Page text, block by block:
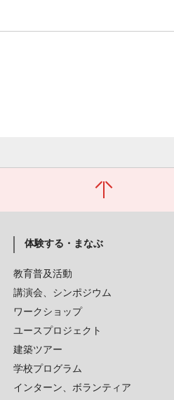
体験する・まなぶ
教育普及活動
講演会、シンポジウム
ワークショップ
ユースプロジェクト
建築ツアー
学校プログラム
インターン、ボランティア